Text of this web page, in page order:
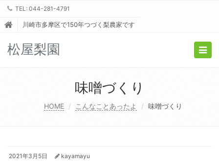
TEL: 044-281-4791
川崎市多摩区で150年つづく梨農家です
松屋梨園
味噌づくり
HOME こんなことあったよ 味噌づくり
2021年3月5日 kayamayu